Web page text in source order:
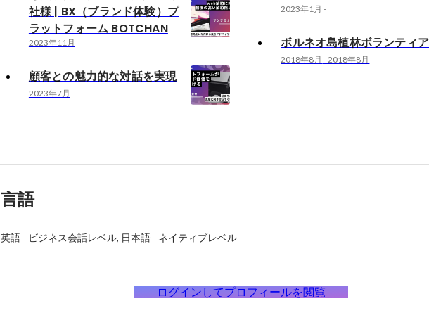
社様 | BX（ブランド体験）プ
ラットフォーム BOTCHAN
2023年11月
顧客との魅力的な対話を実現
2023年7月
2023年1月 -
ボルネオ島植林ボランティア
2018年8月 -2018年8月
言語
英語- ビジネス会話レベル 日本語- ネイティブレベル
ログインしてプロフィールを閲覧